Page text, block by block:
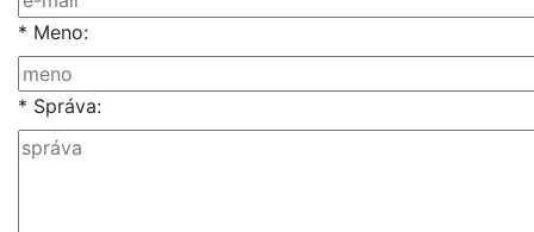
* Meno:
* Správa: